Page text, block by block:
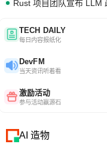
TECH DAILY
每日内容报纸化
DevFM
当天资讯听着看
激励活动
参与活动赢源石
AI 造物